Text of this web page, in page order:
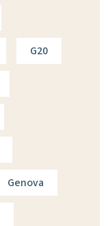
G20
Genova